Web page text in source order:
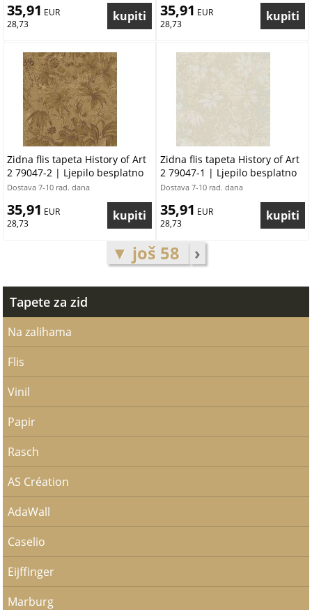
35,91 EUR
28,73
35,91 EUR
28,73
Zidna flis tapeta History of Art
2 79047-2 | Ljepilo besplatno
Dostava 7-10 rad. dana
35,91 EUR
28,73
Zidna flis tapeta History of Art
2 79047-1 | Ljepilo besplatno
Dostava 7-10 rad. dana
35,91 EUR
28,73
▼ još 58 ›
Tapete za zid
Na zalihama
Flis
Vinil
Papir
Rasch
AS Création
AdaWall
Caselio
Eijffinger
Marburg